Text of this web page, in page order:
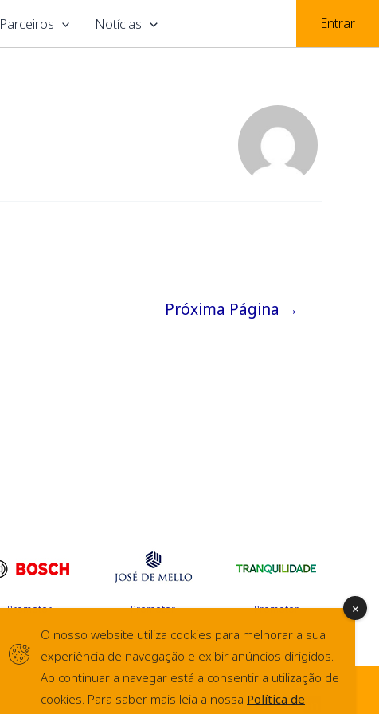
Parceiros Notícias Entrar
Próxima Página →
Promotor Promotor Promotor
O nosso website utiliza cookies para melhorar a sua
experiência de navegação e exibir anúncios dirigidos.
Ao continuar a navegar está a consentir a utilização de
cookies. Para saber mais leia a nossa Política de